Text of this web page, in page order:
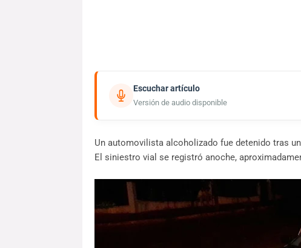
Escuchar artículo
Versión de audio disponible
Un automovilista alcoholizado fue detenido tras
El siniestro vial se registró anoche,